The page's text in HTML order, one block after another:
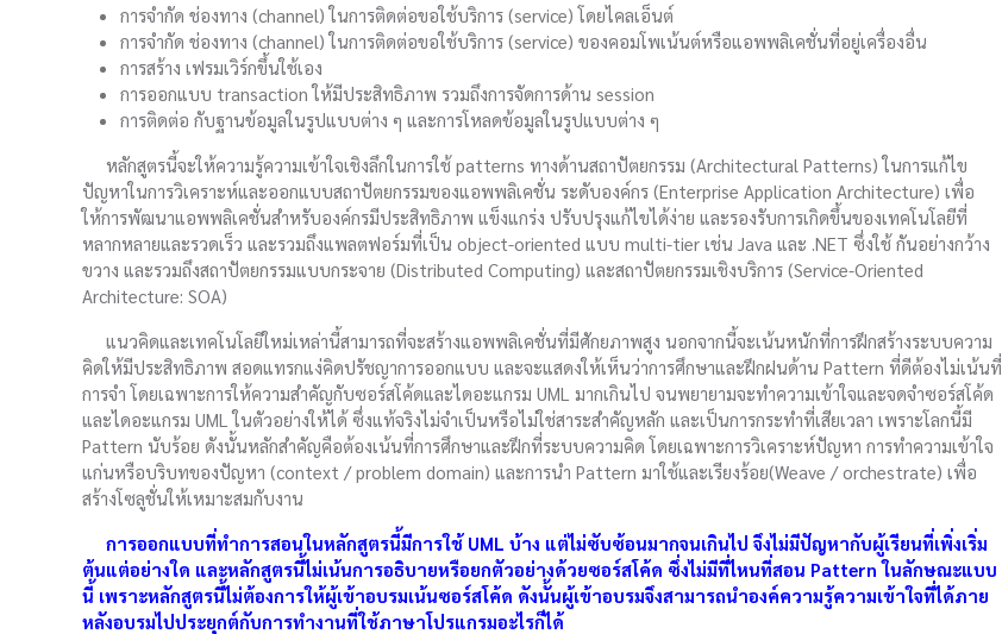
การจำกัด ช่องทาง (channel) ในการติดต่อขอใช้บริการ (service) โดยไคลเอ็นต์
การจำกัด ช่องทาง (channel) ในการติดต่อขอใช้บริการ (service) ของคอมโพเน้นต์หรือแอพพลิเคชั่นที่อยู่เครื่องอื่น
การสร้าง เฟรมเวิร์กขึ้นใช้เอง
การออกแบบ transaction ให้มีประสิทธิภาพ รวมถึงการจัดการด้าน session
การติดต่อ กับฐานข้อมูลในรูปแบบต่าง ๆ และการโหลดข้อมูลในรูปแบบต่าง ๆ
หลักสูตรนี้จะให้ความรู้ความเข้าใจเชิงลึกในการใช้ patterns ทางด้านสถาปัตยกรรม (Architectural Patterns) ในการแก้ไข
ปัญหาในการวิเคราะห์และออกแบบสถาปัตยกรรมของแอพพลิเคชั่น ระดับองค์กร (Enterprise Application Architecture) เพื่อ
ให้การพัฒนาแอพพลิเคชั่นสำหรับองค์กรมีประสิทธิภาพ แข็งแกร่ง ปรับปรุงแก้ไขได้ง่าย และรองรับการเกิดขึ้นของเทคโนโลยีที่
หลากหลายและรวดเร็ว และรวมถึงแพลตฟอร์มที่เป็น object-oriented แบบ multi-tier เช่น Java และ .NET ซึ่งใช้ กันอย่างกว้าง
ขวาง และรวมถึงสถาปัตยกรรมแบบกระจาย (Distributed Computing) และสถาปัตยกรรมเชิงบริการ (Service-Oriented
Architecture: SOA)
แนวคิดและเทคโนโลยีใหม่เหล่านี้สามารถที่จะสร้างแอพพลิเคชั่นที่มีศักยภาพสูง นอกจากนี้จะเน้นหนักที่การฝึกสร้างระบบความ
คิดให้มีประสิทธิภาพ สอดแทรกแง่คิดปรัชญาการออกแบบ และจะแสดงให้เห็นว่าการศึกษาและฝึกฝนด้าน Pattern ที่ดีต้องไม่เน้นที่
การจำ โดยเฉพาะการให้ความสำคัญกับซอร์สโค้ดและไดอะแกรม UML มากเกินไป จนพยายามจะทำความเข้าใจและจดจำซอร์สโค้ด
และไดอะแกรม UML ในตัวอย่างให้ได้ ซึ่งแท้จริงไม่จำเป็นหรือไม่ใช่สาระสำคัญหลัก และเป็นการกระทำที่เสียเวลา เพราะโลกนี้มี
Pattern นับร้อย ดังนั้นหลักสำคัญคือต้องเน้นที่การศึกษาและฝึกที่ระบบความคิด โดยเฉพาะการวิเคราะห์ปัญหา การทำความเข้าใจ
แก่นหรือบริบทของปัญหา (context / problem domain) และการนำ Pattern มาใช้และเรียงร้อย(Weave / orchestrate) เพื่อ
สร้างโซลูชั่นให้เหมาะสมกับงาน
การออกแบบที่ทำการสอนในหลักสูตรนี้มีการใช้ UML บ้าง แต่ไม่ซับซ้อนมากจนเกินไป จึงไม่มีปัญหากับผู้เรียนที่เพิ่งเริ่ม
ต้นแต่อย่างใด และหลักสูตรนี้ไม่เน้นการอธิบายหรือยกตัวอย่างด้วยซอร์สโค้ด ซึ่งไม่มีที่ไหนที่สอน Pattern ในลักษณะแบบ
นี้ เพราะหลักสูตรนี้ไม่ต้องการให้ผู้เข้าอบรมเน้นซอร์สโค้ด ดังนั้นผู้เข้าอบรมจึงสามารถนำองค์ความรู้ความเข้าใจที่ได้ภาย
หลังอบรมไปประยุกต์กับการทำงานที่ใช้ภาษาโปรแกรมอะไรก็ได้